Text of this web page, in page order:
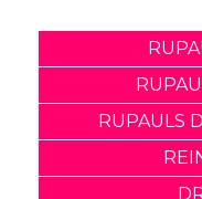
RUPAULS